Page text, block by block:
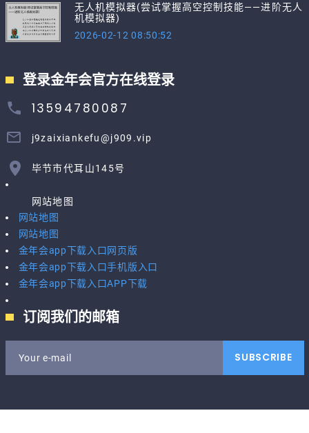
无人机模拟器(尝试掌握高空控制技能——进阶无人
机模拟器)
2026-02-12 08:50:52
登录金年会官方在线登录
13594780087
j9zaixiankefu@j909.vip
毕节市代耳山145号
网站地图
网站地图
网站地图
金年会app下载入口网页版
金年会app下载入口手机版入口
金年会app下载入口APP下载
订阅我们的邮箱
Your e-mail SUBSCRIBE